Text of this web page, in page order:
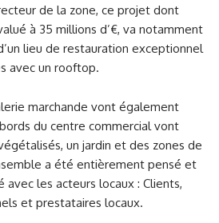
de la zone, ce projet dont
à 35 millions d’€, va notamment
lieu de restauration exceptionnel
avec un rooftop.
marchande vont également
du centre commercial vont
un jardin et des zones de
a été entièrement pensé et
avec les acteurs locaux : Clients,
et prestataires locaux.